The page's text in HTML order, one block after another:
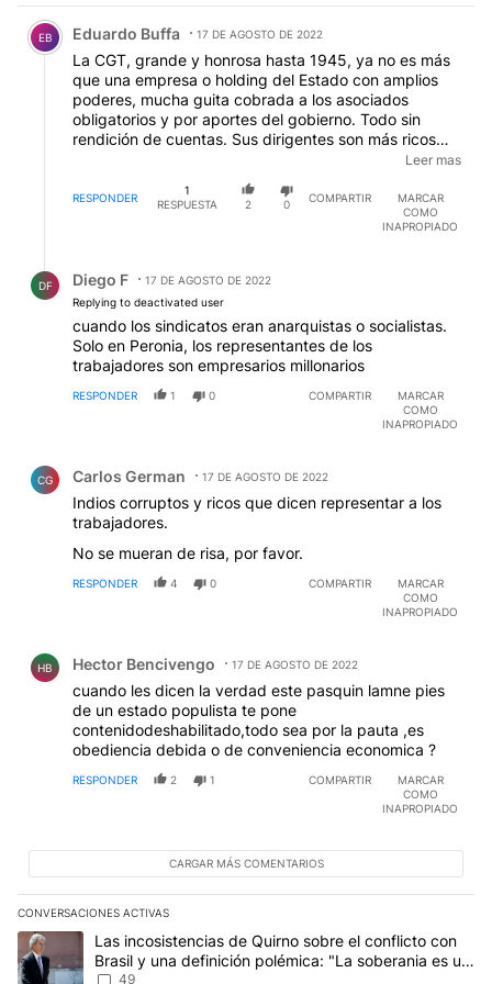
Comentario de Eduardo Buffa.
EB Eduardo Buffa 17 DE AGOSTO DE 2022
La CGT, grande y honrosa hasta 1945, ya no es más
que una empresa o holding del Estado con amplios
poderes, mucha guita cobrada a los asociados
obligatorios y por aportes del gobierno. Todo sin
rendición de cuentas. Sus dirigentes son más ricos
que todos los dueños de pymes y tanto o más que
algunos gordos de la UIA o de la Soc. Rural (de CABA,
no del interior). Tiene que marchar cada tanto en un
gobierno del palo (simbólicamente), y casi todos los
cuando el tuerto adoptó a los piqueteros como socios
no pejotistas. ¿Marchan contra la inflación? no ¿a
favor del gobierno? no... marchan contra su propia
mala historia. Marchan como autómatas en un país
que ya no tiene solución y la CGT es la gran culpable
por obsecuente hasta 2003 y corrupta desde
entonces.
Leer mas
RESPONDER
1
RESPUESTA
2 0
COMPARTIR
MARCAR
COMO
INAPROPIADO
DF Diego F
17 DE AGOSTO DE 2022
Replying to deactivated user
cuando los sindicatos eran anarquistas o socialistas.
Solo en Peronia, los representantes de los
trabajadores son empresarios millonarios
RESPONDER 1 0 COMPARTIR
MARCAR
COMO
INAPROPIADO
CG Carlos German 17 DE AGOSTO DE 2022
Indios corruptos y ricos que dicen representar a los
trabajadores.
No se mueran de risa, por favor.
RESPONDER 4 0 COMPARTIR
MARCAR
COMO
INAPROPIADO
HB Hector Bencivengo 17 DE AGOSTO DE 2022
cuando les dicen la verdad este pasquin lamne pies
de un estado populista te pone
contenidodeshabilitado,todo sea por la pauta ,es
obediencia debida o de conveniencia economica ?
RESPONDER 2 1 COMPARTIR
MARCAR
COMO
INAPROPIADO
CARGAR MÁS COMENTARIOS
CONVERSACIONES ACTIVAS
Este listado muestra los artículos con más comentarios en los
Un artículo de tendencia con el título "Las incosistencias de
Las incosistencias de Quirno sobre el conflicto con
Brasil y una definición polémica: "La soberania es un
concepto antiguo"
49